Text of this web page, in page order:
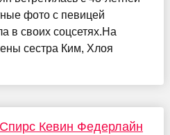
фото с певицей
в своих соцсетях.На
сестра Ким, Хлоя
Кевин Федерлайн